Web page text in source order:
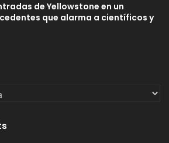
de Yellowstone en un
que alarma a científicos y